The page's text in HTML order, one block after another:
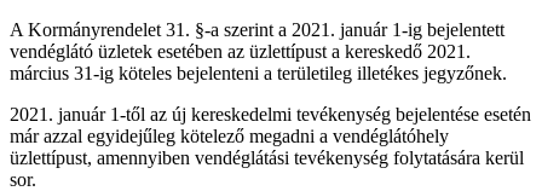
A Kormányrendelet 31. §-a szerint a 2021. január 1-ig bejelentett
vendéglátó üzletek esetében az üzlettípust a kereskedő 2021.
március 31-ig köteles bejelenteni a területileg illetékes jegyzőnek.
2021. január 1-től az új kereskedelmi tevékenység bejelentése esetén
már azzal egyidejűleg kötelező megadni a vendéglátóhely
üzlettípust, amennyiben vendéglátási tevékenység folytatására kerül
sor.